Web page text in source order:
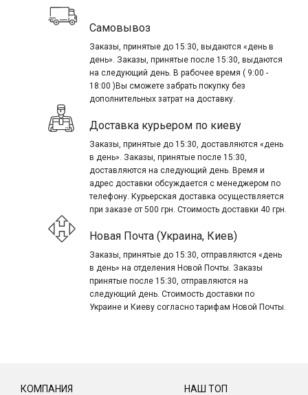
Самовывоз
Заказы, принятые до 15:30, выдаются «день в
день». Заказы, принятые после 15:30, выдаются
на следующий день. В рабочее время ( 9:00 -
18:00 )Вы сможете забрать покупку без
дополнительных затрат на доставку.
Доставка курьером по киеву
Заказы, принятые до 15:30, доставляются «день
в день». Заказы, принятые после 15:30,
доставляются на следующий день. Время и
адрес доставки обсуждается с менеджером по
телефону. Курьерская доставка осуществляется
при заказе от 500 грн. Стоимость доставки 40 грн.
Новая Почта (Украина, Киев)
Заказы, принятые до 15:30, отправляются «день
в день» на отделения Новой Почты. Заказы
принятые после 15:30, отправляются на
следующий день. Стоимость доставки по
Украине и Киеву согласно тарифам Новой Почты.
КОМПАНИЯ НАШ ТОП